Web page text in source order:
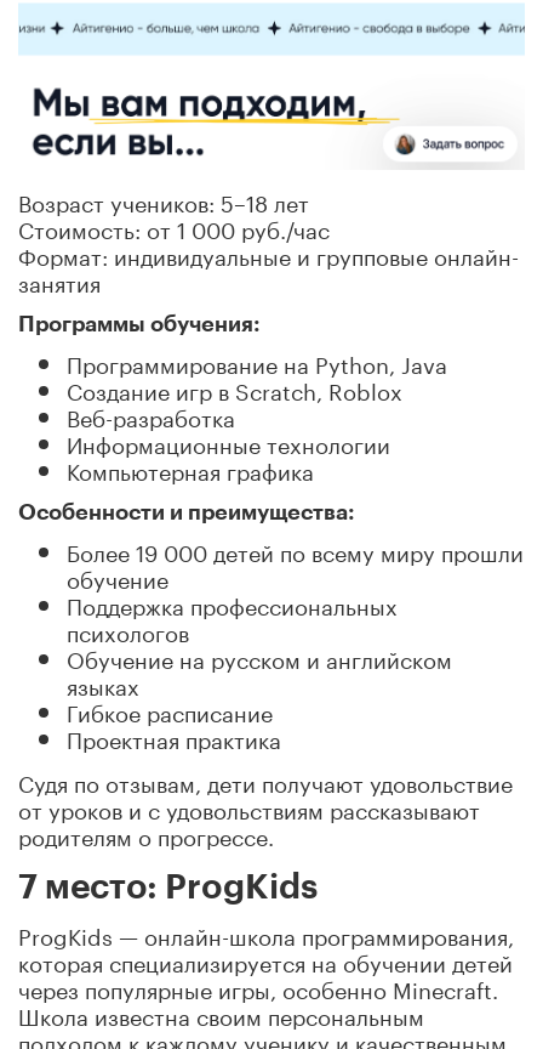
Возраст учеников: 5–18 лет
Стоимость: от 1 000 руб./час
Формат: индивидуальные и групповые онлайн-
занятия
Программы обучения:
Программирование на Python, Java
Создание игр в Scratch, Roblox
Веб-разработка
Информационные технологии
Компьютерная графика
Особенности и преимущества:
Более 19 000 детей по всему миру прошли
обучение
Поддержка профессиональных
психологов
Обучение на русском и английском
языках
Гибкое расписание
Проектная практика
Судя по отзывам, дети получают удовольствие
от уроков и с удовольствиям рассказывают
родителям о прогрессе.
7 место: ProgKids
ProgKids — онлайн-школа программирования,
которая специализируется на обучении детей
через популярные игры, особенно Minecraft.
Школа известна своим персональным
подходом к каждому ученику и качественным